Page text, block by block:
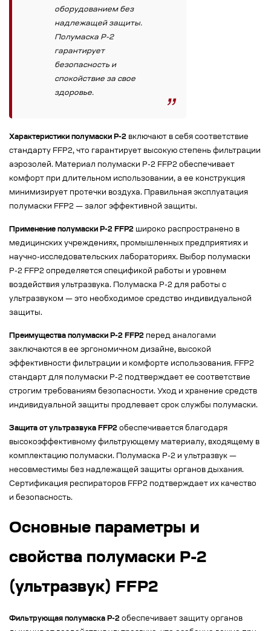
оборудованием без
надлежащей защиты.
Полумаска Р-2
гарантирует
безопасность и
спокойствие за свое
здоровье.
Характеристики полумаски Р-2 включают в себя соответствие
стандарту FFP2, что гарантирует высокую степень фильтрации
аэрозолей. Материал полумаски Р-2 FFP2 обеспечивает
комфорт при длительном использовании, а ее конструкция
минимизирует протечки воздуха. Правильная эксплуатация
полумаски FFP2 — залог эффективной защиты.
Применение полумаски Р-2 FFP2 широко распространено в
медицинских учреждениях, промышленных предприятиях и
научно-исследовательских лабораториях. Выбор полумаски
Р-2 FFP2 определяется спецификой работы и уровнем
воздействия ультразвука. Полумаска Р-2 для работы с
ультразвуком — это необходимое средство индивидуальной
защиты.
Преимущества полумаски Р-2 FFP2 перед аналогами
заключаются в ее эргономичном дизайне, высокой
эффективности фильтрации и комфорте использования. FFP2
стандарт для полумаски Р-2 подтверждает ее соответствие
строгим требованиям безопасности. Уход и хранение средств
индивидуальной защиты продлевает срок службы полумаски.
Защита от ультразвука FFP2 обеспечивается благодаря
высокоэффективному фильтрующему материалу, входящему в
комплектацию полумаски. Полумаска Р-2 и ультразвук —
несовместимы без надлежащей защиты органов дыхания.
Сертификация респираторов FFP2 подтверждает их качество
и безопасность.
Основные параметры и
свойства полумаски Р-2
(ультразвук) FFP2
Фильтрующая полумаска Р-2 обеспечивает защиту органов